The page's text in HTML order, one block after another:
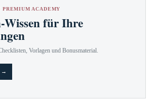
PREMIUM ACADEMY
für Ihre
Vorlagen und Bonusmaterial.
→